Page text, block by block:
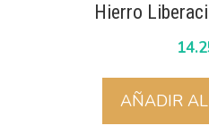
Hierro
AÑADIR